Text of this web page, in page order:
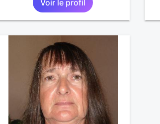
passer de bons moments de
complicité avec un homme
voulant aller dans la même
Voir le profil